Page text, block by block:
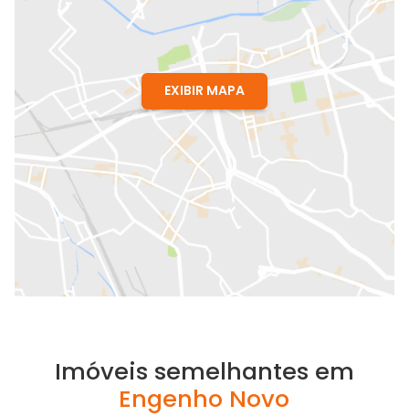
EXIBIR MAPA
Imóveis semelhantes em
Engenho Novo